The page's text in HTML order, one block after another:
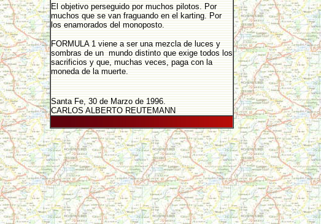
El objetivo perseguido por muchos pilotos. Por
muchos que se van fraguando en el karting. Por
los enamorados del monoposto.
FORMULA 1 viene a ser una mezcla de luces y
sombras de un mundo distinto que exige todos los
sacrificios y que, muchas veces, paga con la
moneda de la muerte.
Santa Fe, 30 de Marzo de 1996.
CARLOS ALBERTO REUTEMANN